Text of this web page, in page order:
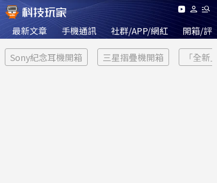
最新文章 手機通訊 社群/APP/網紅 開箱/評
Sony紀念耳機開箱 三星摺疊機開箱 「全新